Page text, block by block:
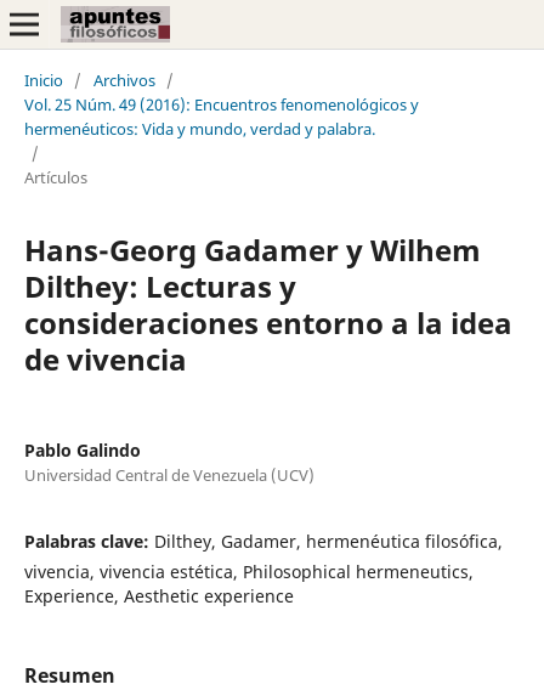
Inicio / Archivos /
Vol. 25 Núm. 49 (2016): Encuentros fenomenológicos y
hermenéuticos: Vida y mundo, verdad y palabra.
/
Artículos
Hans-Georg Gadamer y Wilhem
Dilthey: Lecturas y
consideraciones entorno a la idea
de vivencia
Pablo Galindo
Universidad Central de Venezuela (UCV)
Palabras clave: Dilthey, Gadamer, hermenéutica filosófica,
vivencia, vivencia estética, Philosophical hermeneutics,
Experience, Aesthetic experience
Resumen